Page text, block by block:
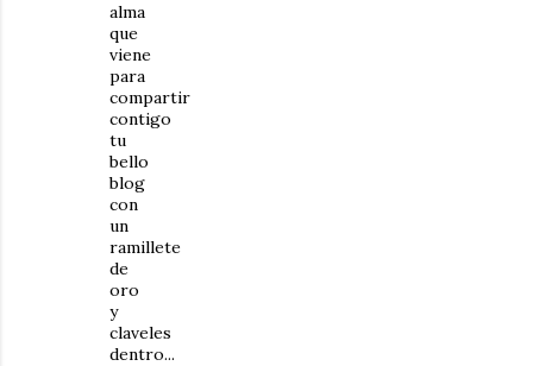
alma
que
viene
para
compartir
contigo
tu
bello
blog
con
un
ramillete
de
oro
y
claveles
dentro...